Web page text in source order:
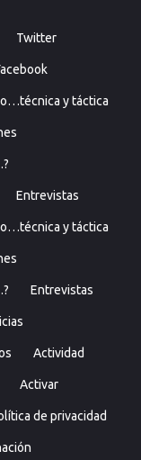
Twitter
y táctica
Entrevistas
y táctica
Entrevistas
Actividad
Activar
de privacidad